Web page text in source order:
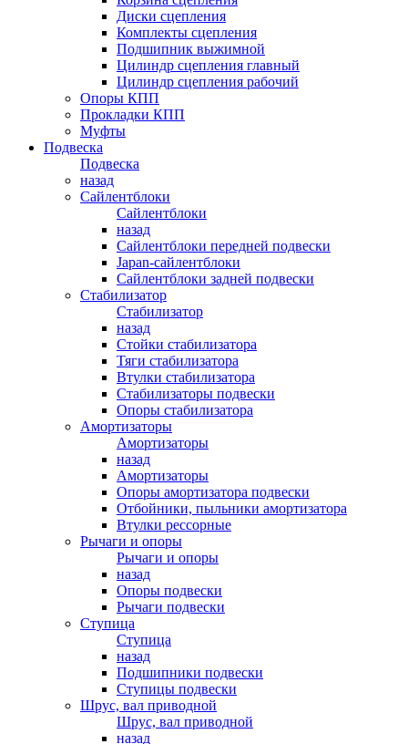
Диски сцепления
Комплекты сцепления
Подшипник выжимной
Цилиндр сцепления главный
Цилиндр сцепления рабочий
Опоры КПП
Прокладки КПП
Муфты
Подвеска
Подвеска
назад
Сайлентблоки
Сайлентблоки
назад
Сайлентблоки передней подвески
Japan-сайлентблоки
Сайлентблоки задней подвески
Стабилизатор
Стабилизатор
назад
Стойки стабилизатора
Тяги стабилизатора
Втулки стабилизатора
Стабилизаторы подвески
Опоры стабилизатора
Амортизаторы
Амортизаторы
назад
Амортизаторы
Опоры амортизатора подвески
Отбойники, пыльники амортизатора
Втулки рессорные
Рычаги и опоры
Рычаги и опоры
назад
Опоры подвески
Рычаги подвески
Ступица
Ступица
назад
Подшипники подвески
Ступицы подвески
Шрус, вал приводной
Шрус, вал приводной
назад